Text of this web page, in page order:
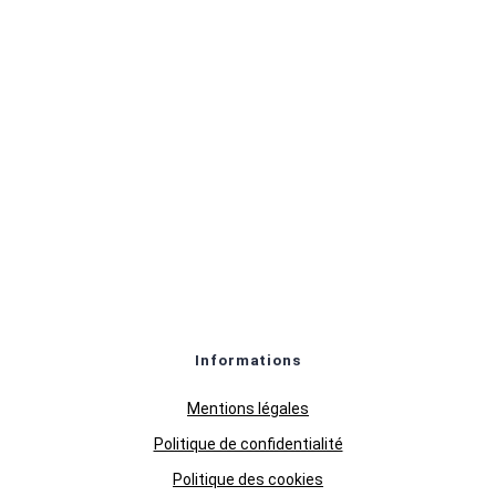
Informations
Mentions légales
Politique de confidentialité
Politique des cookies